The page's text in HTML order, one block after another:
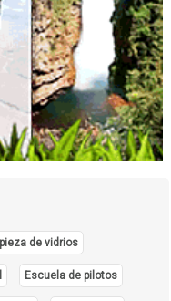
de vidrios
Escuela de pilotos